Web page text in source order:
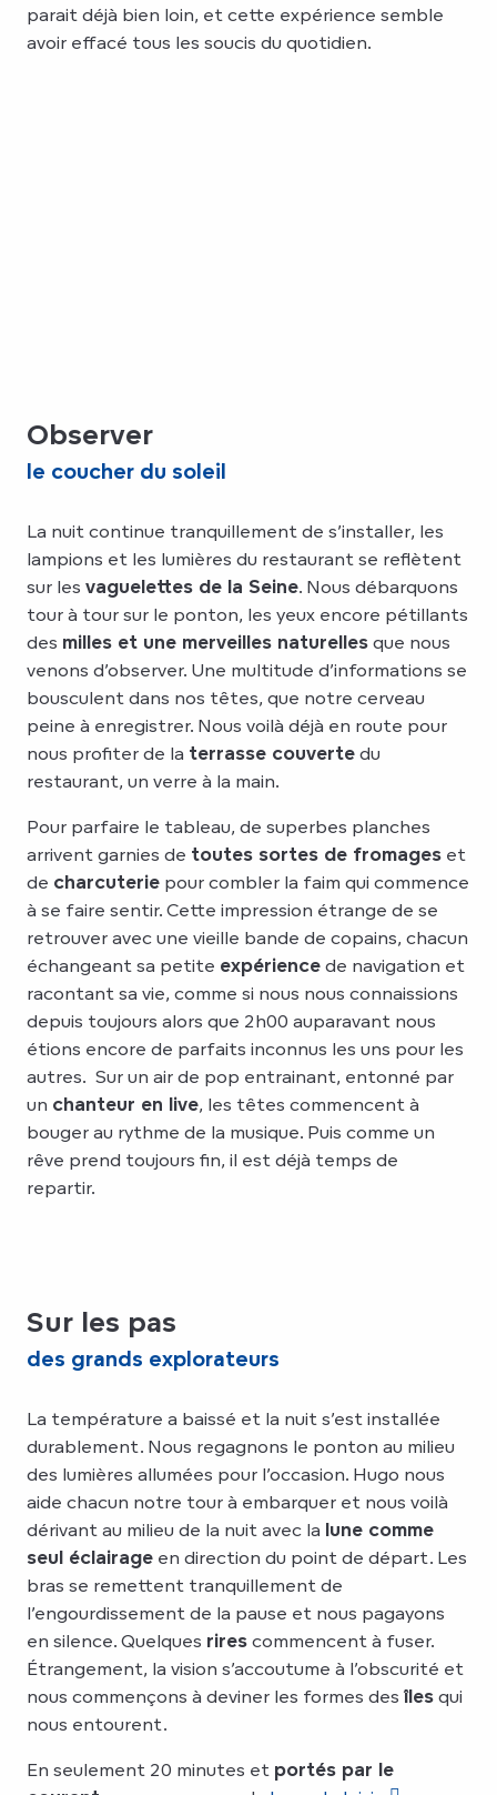
parait déjà bien loin, et cette expérience semble
avoir effacé tous les soucis du quotidien.
Observer
le coucher du soleil
La nuit continue tranquillement de s’installer, les
lampions et les lumières du restaurant se reflètent
sur les vaguelettes de la Seine. Nous débarquons
tour à tour sur le ponton, les yeux encore pétillants
des milles et une merveilles naturelles que nous
venons d’observer. Une multitude d’informations se
bousculent dans nos têtes, que notre cerveau
peine à enregistrer. Nous voilà déjà en route pour
nous profiter de la terrasse couverte du
restaurant, un verre à la main.
Pour parfaire le tableau, de superbes planches
arrivent garnies de toutes sortes de fromages et
de charcuterie pour combler la faim qui commence
à se faire sentir. Cette impression étrange de se
retrouver avec une vieille bande de copains, chacun
échangeant sa petite expérience de navigation et
racontant sa vie, comme si nous nous connaissions
depuis toujours alors que 2h00 auparavant nous
étions encore de parfaits inconnus les uns pour les
autres. Sur un air de pop entrainant, entonné par
un chanteur en live, les têtes commencent à
bouger au rythme de la musique. Puis comme un
rêve prend toujours fin, il est déjà temps de
repartir.
Sur les pas
des grands explorateurs
La température a baissé et la nuit s’est installée
durablement. Nous regagnons le ponton au milieu
des lumières allumées pour l’occasion. Hugo nous
aide chacun notre tour à embarquer et nous voilà
dérivant au milieu de la nuit avec la lune comme
seul éclairage en direction du point de départ. Les
bras se remettent tranquillement de
l’engourdissement de la pause et nous pagayons
en silence. Quelques rires commencent à fuser.
Étrangement, la vision s’accoutume à l’obscurité et
nous commençons à deviner les formes des îles qui
nous entourent.
En seulement 20 minutes et portés par le